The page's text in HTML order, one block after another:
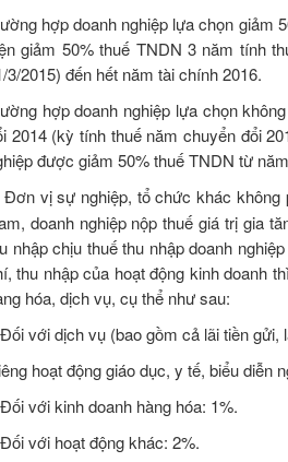
hợp doanh nghiệp lựa chọn giảm
giảm 50% thuế TNDN 3 năm tính
3/2015) đến hết năm tài chính 2016.
hợp doanh nghiệp lựa chọn
2014 (kỳ tính thuế năm chuyển đổi
được giảm 50% thuế TNDN từ
Đơn vị sự nghiệp, tổ chức khác không
doanh nghiệp nộp thuế giá trị gia
nhập chịu thuế thu nhập doanh
thu nhập của hoạt động kinh doanh
hóa, dịch vụ, cụ thể như sau:
với dịch vụ (bao gồm cả lãi tiền gửi,
hoạt động giáo dục, y tế, biểu diễn
với kinh doanh hàng hóa: 1%.
với hoạt động khác: 2%.